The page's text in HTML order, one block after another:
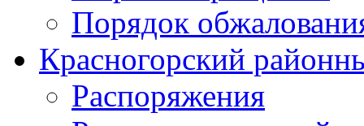
Порядок
Красногорский
Распоряжения